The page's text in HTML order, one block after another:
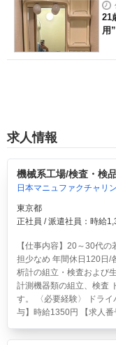
21
用
求人情報
機械系工場/検査・検
日本マニュファクチャリ
東京都
正社員 / 派遣社員：時給
【仕事内容】20～30代
担少なめ 年間休日120日/
析計の組立・検査および
計測機器類の組立、検査
す。 〈必要経験〉 ドラ
与】時給1350円 【求人